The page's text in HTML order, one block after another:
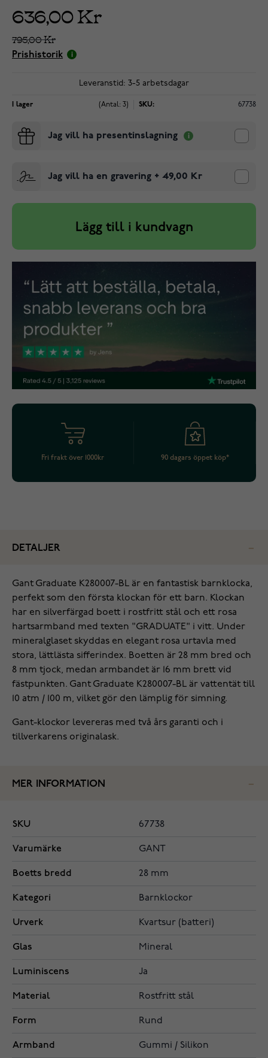
636,00 Kr
795,00 Kr
Prishistorik
Leveranstid: 3-5 arbetsdagar
I lager (Antal: 3) SKU: 67738
Jag vill ha presentinslagning
Jag vill ha en gravering + 49,00 Kr
Lägg till i kundvagn
Fri frakt över 1000kr 90 dagars öppet köp*
DETALJER
Gant Graduate K280007-BL är en fantastisk barnklocka,
perfekt som den första klockan för ett barn. Klockan
har en silverfärgad boett i rostfritt stål och ett rosa
hartsarmband med texten "GRADUATE" i vitt. Under
mineralglaset skyddas en elegant rosa urtavla med
stora, lättlästa sifferindex. Boetten är 28 mm bred och
8 mm tjock, medan armbandet är 16 mm brett vid
fästpunkten. Gant Graduate K280007-BL är vattentät till
10 atm / 100 m, vilket gör den lämplig för simning.
Gant-klockor levereras med två års garanti och i
tillverkarens originalask.
MER INFORMATION
SKU 67738
Varumärke GANT
Boetts bredd 28 mm
Kategori Barnklockor
Urverk Kvartsur (batteri)
Glas Mineral
Luminiscens Ja
Material Rostfritt stål
Form Rund
Armband Gummi / Silikon